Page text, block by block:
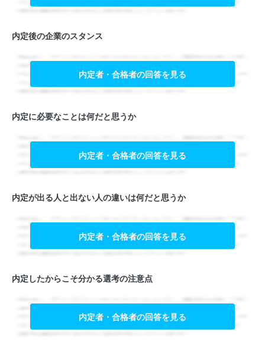
内定後の企業のスタンス
内定者・合格者の回答を見る
内定に必要なことは何だと思うか
内定者・合格者の回答を見る
内定が出る人と出ない人の違いは何だと思うか
内定者・合格者の回答を見る
内定したからこそ分かる選考の注意点
内定者・合格者の回答を見る